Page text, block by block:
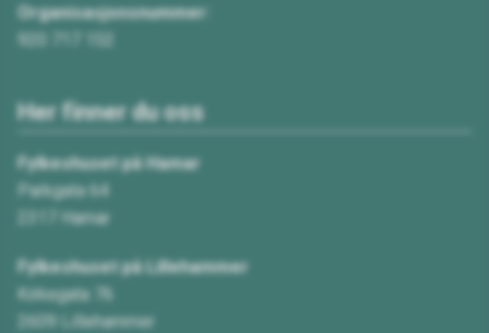
Organisasjonsnummer:
920 717 152
Her finner du oss
Fylkeshuset på Hamar
Parkgata 64
2317 Hamar
Fylkeshuset på Lillehammer
Kirkegata 76
2609 Lillehammer